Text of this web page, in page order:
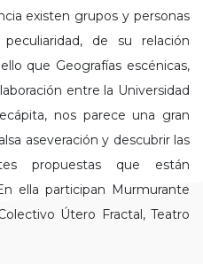
existen grupos y personas
de su relación
que Geografías escénicas,
entre la Universidad
nos parece una gran
aseveración y descubrir las
propuestas que están
ella participan Murmurante
Útero Fractal, Teatro